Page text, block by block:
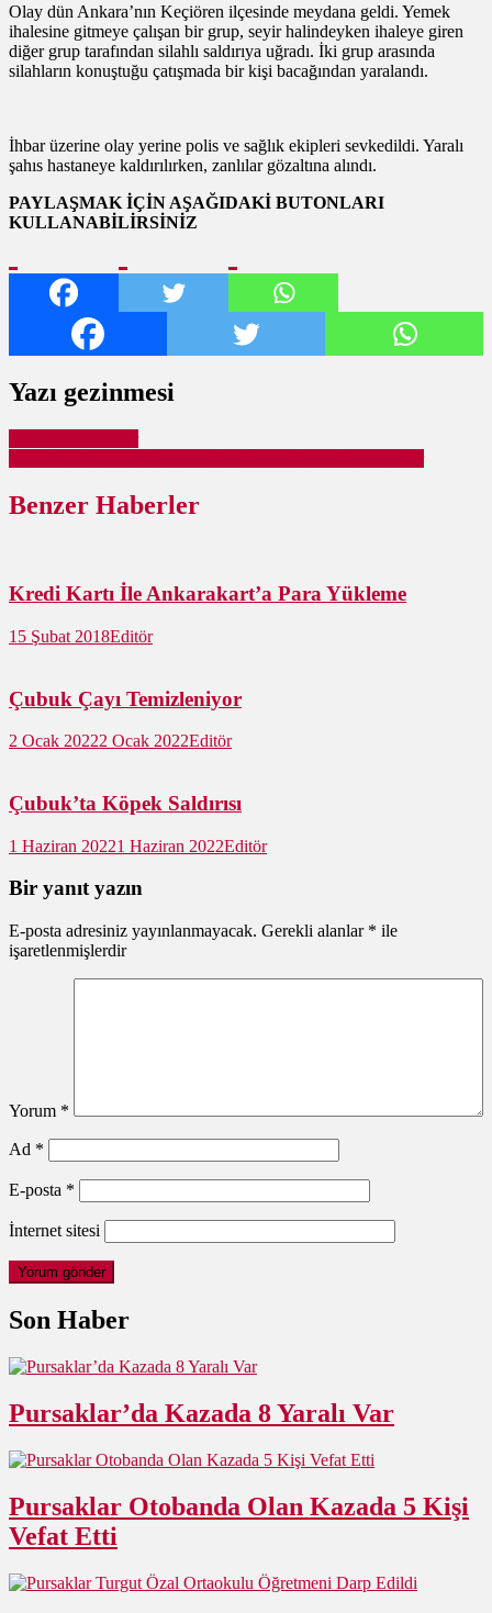
Olay dün Ankara’nın Keçiören ilçesinde meydana geldi. Yemek
ihalesine gitmeye çalışan bir grup, seyir halindeyken ihaleye giren
diğer grup tarafından silahlı saldırıya uğradı. İki grup arasında
silahların konuştuğu çatışmada bir kişi bacağından yaralandı.
İhbar üzerine olay yerine polis ve sağlık ekipleri sevkedildi. Yaralı
şahıs hastaneye kaldırılırken, zanlılar gözaltına alındı.
PAYLAŞMAK İÇİN AŞAĞIDAKİ BUTONLARI
KULLANABİLİRSİNİZ
Yazı gezinmesi
Benzer Haberler
Kredi Kartı İle Ankarakart’a Para Yükleme
15 Şubat 2018Editör
Çubuk Çayı Temizleniyor
2 Ocak 20222 Ocak 2022Editör
Çubuk’ta Köpek Saldırısı
1 Haziran 20221 Haziran 2022Editör
Bir yanıt yazın
E-posta adresiniz yayınlanmayacak. Gerekli alanlar * ile
işaretlenmişlerdir
Yorum *
Ad *
E-posta *
İnternet sitesi
Son Haber
Pursaklar’da Kazada 8 Yaralı Var
Pursaklar Otobanda Olan Kazada 5 Kişi
Vefat Etti